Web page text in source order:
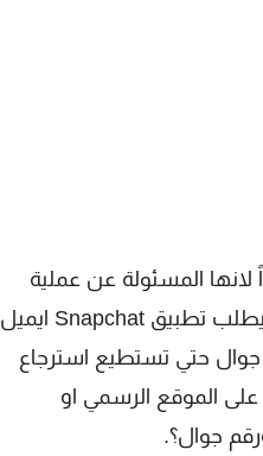
لانها المسئولة عن عملية
استرجاع حساب سناب شات مجدداً اذا واجهت اي مشكلة,عادة يطلب تطبيق Snapchat ايميل
حتي تستطيع استرجاع
الموقع الرسمي او
جوال؟.